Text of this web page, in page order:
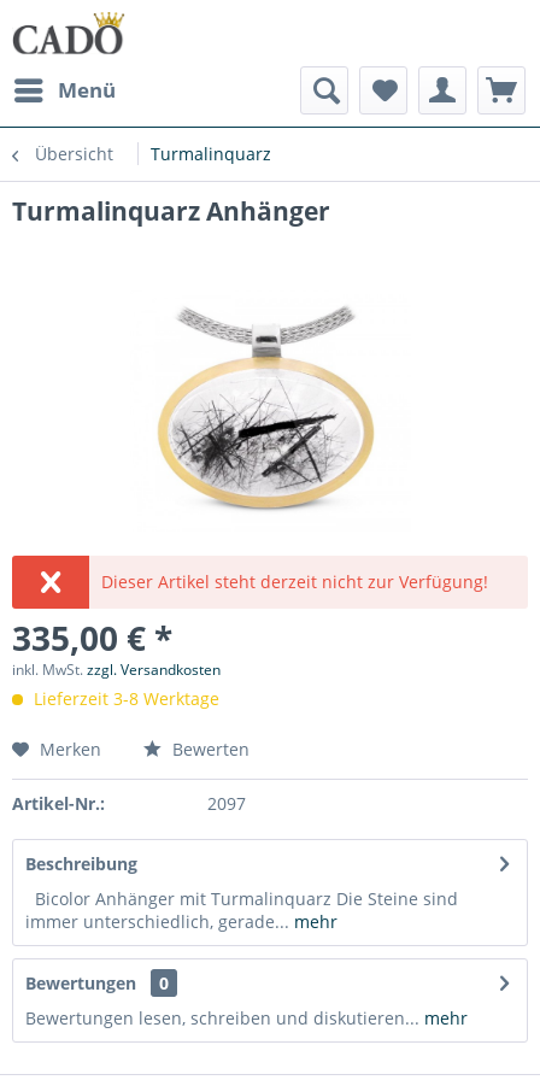
Menü
Übersicht Turmalinquarz
Turmalinquarz Anhänger
Dieser Artikel steht derzeit nicht zur Verfügung!
335,00 € *
inkl. MwSt.zzgl. Versandkosten
Lieferzeit 3-8 Werktage
Merken Bewerten
Artikel-Nr.: 2097
Beschreibung
Bicolor Anhänger mit Turmalinquarz Die Steine sind
immer unterschiedlich, gerade... mehr
Bewertungen
0
Bewertungen lesen, schreiben und diskutieren... mehr